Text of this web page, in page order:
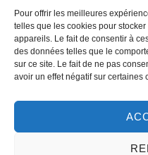
Pour offrir les meilleures
telles que les cookies pour
appareils. Le fait de consentir à
des données telles que le
sur ce site. Le fait de ne pas
avoir un effet négatif sur certaines
32 rue du Général-de-
45130 – Meung-sur-
Email :
Tel:+33 (0)2 38 46 94
Nous contacter